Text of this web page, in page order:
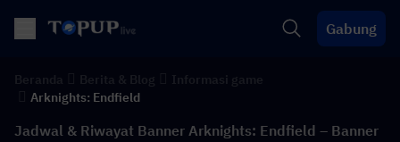
Gabung
Arknights: Endfield
Jadwal & Riwayat Banner Arknights: Endfield – Banner